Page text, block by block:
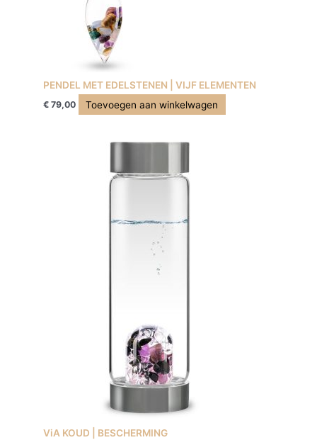
PENDEL MET EDELSTENEN | VIJF ELEMENTEN
€ 79,00 Toevoegen aan winkelwagen
ViA KOUD | BESCHERMING